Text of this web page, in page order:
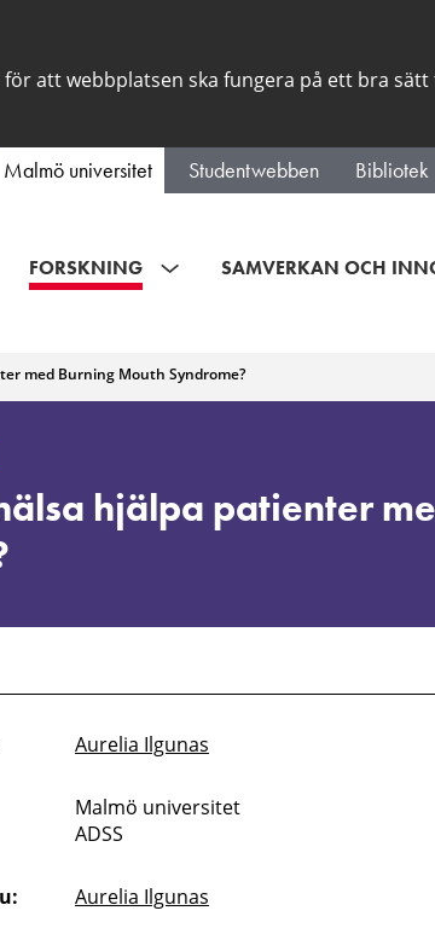
att webbplatsen ska fungera på ett bra
Malmö universitet Studentwebben Bibliotek
FORSKNING SAMVERKAN OCH
med Burning Mouth Syndrome?
hjälpa patienter
Aurelia Ilgunas
Malmö universitet
ADSS
Aurelia Ilgunas